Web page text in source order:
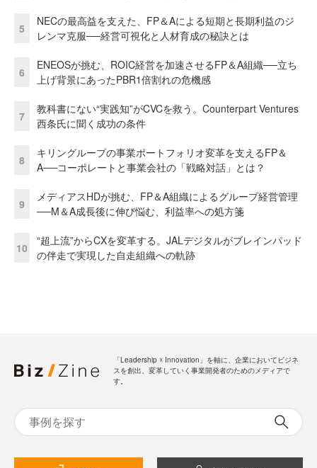
5
NECの最高益を支えた、FP＆Aによる短期と長期利益のジ
レンマ克服──経営可視化と人材育成の秘訣とは
6
ENEOSが挑む、ROIC経営を加速させるFP＆A組織──立ち
上げ背景にあったPBR1倍割れの危機感
7
教科書にない“実践知”がCVCを救う。Counterpart Ventures
西条氏に聞く成功の条件
8
キリングループの事業ポートフォリオ変革を支えるFP＆
A──コーポレートと事業会社の「戦略対話」とは？
9
メディアスHDが挑む、FP＆A組織によるグループ経営管理
──M＆A成長後に伸び悩む、利益率への処方箋
10
“超上流”からCXを変革する。JALデジタルがブレインパッド
の伴走で実現した自走組織への軌跡
「Leadership ☓ Innovation」を軸に、企業においてビジネ
スを創出、変革していく事業開発者のためのメディアで
す。